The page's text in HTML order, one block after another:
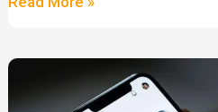
Clubhouse,
rede